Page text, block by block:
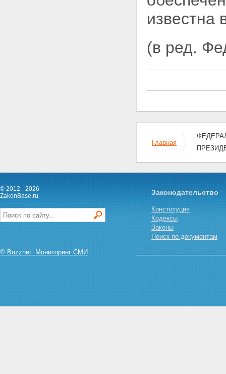
известна
(в ред.
Главная
© 2012 - 2026
ZakonBase.ru
© Buzznet: Мониторинг СМИ
Законодательство
Конституция
Кодексы
Законы
Поиск по документам